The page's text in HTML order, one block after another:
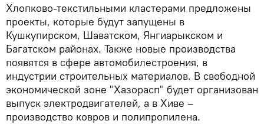
Хлопково-текстильными кластерами предложены
проекты, которые будут запущены в
Кушкупирском, Шаватском, Янгиарыкском и
Багатском районах. Также новые производства
появятся в сфере автомобилестроения, в
индустрии строительных материалов. В свободной
экономической зоне "Хазорасп" будет организован
выпуск электродвигателей, а в Хиве –
производство ковров и полипропилена.